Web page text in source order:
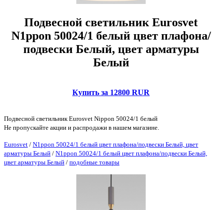
Подвесной светильник Eurosvet
N1ppon 50024/1 белый цвет плафона/
подвески Белый, цвет арматуры
Белый
Купить за 12800 RUR
Подвесной светильник Eurosvet Nippon 50024/1 белый
Не пропускайте акции и распродажи в нашем магазине.
Eurosvet / N1ppon 50024/1 белый цвет плафона/подвески Белый, цвет
арматуры Белый / N1ppon 50024/1 белый цвет плафона/подвески Белый,
цвет арматуры Белый / подобные товары